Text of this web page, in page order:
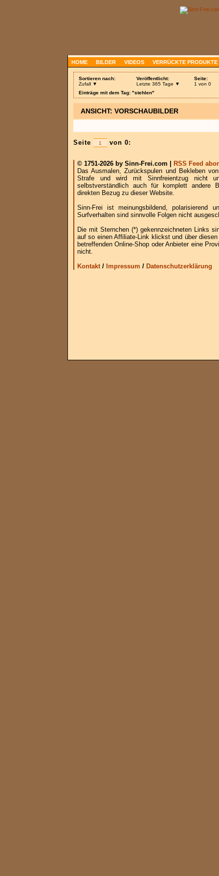
HOME BILDER VIDEOS VERRÜCKTE PRODUKTE
Sortieren nach:
Zufall ▼
Veröffentlicht:
Letzte 365 Tage ▼
Seite:
1 von 0
Einträge mit dem Tag: "stehlen"
ANSICHT: VORSCHAUBILDER
Seite von 0:
© 1751-2026 by Sinn-Frei.com |
RSS Feed
Das Ausmalen, Zurückspulen und Bekleben
Strafe und wird mit Sinnfreientzug nicht
selbstverständlich auch für komplett andere
direkten Bezug zu dieser Website.
Sinn-Frei ist meinungsbildend, polarisierend
Surfverhalten sind sinnvolle Folgen nicht
Die mit Sternchen (*) gekennzeichneten Links
auf so einen Affiliate-Link klickst und über
betreffenden Online-Shop oder Anbieter eine
nicht.
Kontakt/ Impressum / Datenschutzerklärung